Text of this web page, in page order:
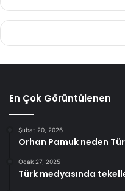
En Çok Görüntülenen
Şubat 20, 2026
Orhan Pamuk neden
Ocak 27, 2025
Türk medyasında